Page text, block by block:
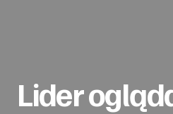
Lider